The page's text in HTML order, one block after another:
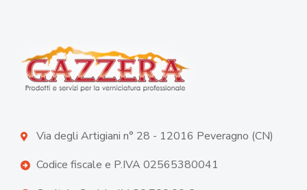
Via degli Artigiani n° 28 - 12016 Peveragno (CN)
Codice fiscale e P.IVA 02565380041